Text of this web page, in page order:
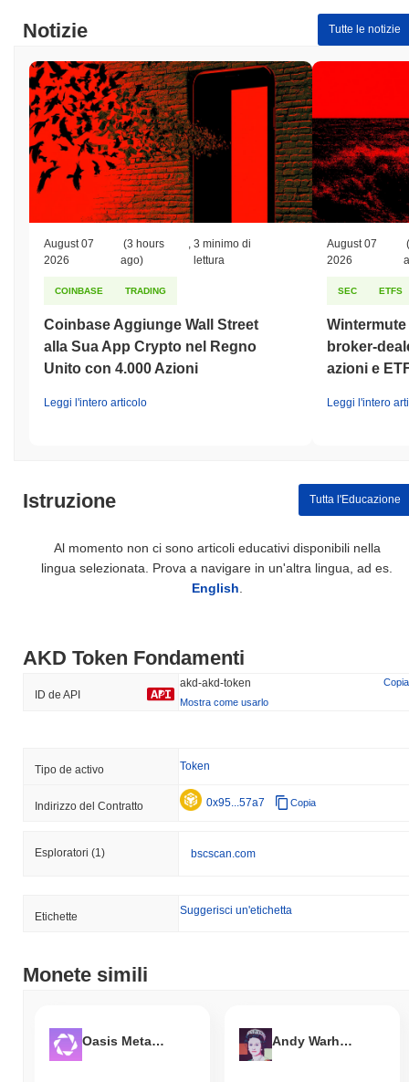
Minimo Storico (ATL):
AKD Token è attualmente scambiato~99.91%al di sotto del suo
ATH .
Come si sta comportando AKD Token rispetto al
mercato crypto più ampio?
Negli ultimi 7 giorni, AKD Token ha guadagnato0.00%,
sottoperformando il mercato crypto complessivo che ha registrato
un guadagno del0.51%. Ciò indica un ritardo temporaneo
nell'azione del prezzo di AKD rispetto allo slancio del mercato più
ampio.
Notizie Tutte le notizie
August 07
2026
(3 hours
ago)
,3 minimo di
lettura
COINBASE TRADING
Coinbase Aggiunge Wall Street
alla Sua App Crypto nel Regno
Unito con 4.000 Azioni
Leggi l'intero articolo
August 07
2026
SEC ETFS
broker-
azioni e
Leggi l'intero
Istruzione Tutta l'Educazione
Al momento non ci sono articoli educativi disponibili nella
lingua selezionata. Prova a navigare in un'altra lingua, ad es.
English
AKD Token Fondamenti
ID de API
akd-akd-token
Copia
Mostra come usarlo
Tipo de activo Token
Indirizzo del Contratto 0x95...57a7 Copia
Esploratori (1) bscscan.com
Etichette Suggerisci un'etichetta
Monete simili
Oasis Metaverse Andy Warhol Queen Elizabeth II